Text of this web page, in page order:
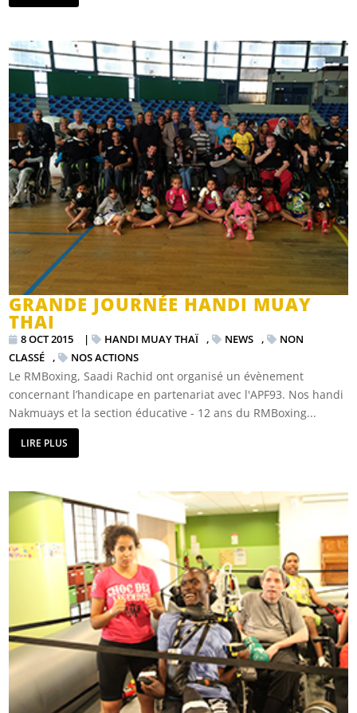
GRANDE JOURNÉE HANDI MUAY
THAI
8 OCT 2015 | HANDI MUAY THAÏ , NEWS ,
NON
CLASSÉ , NOS ACTIONS
Le RMBoxing, Saadi Rachid ont organisé un évènement
concernant l’handicape en partenariat avec l'APF93. Nos handi
Nakmuays et la section éducative - 12 ans du RMBoxing...
LIRE PLUS